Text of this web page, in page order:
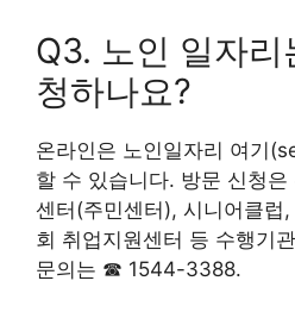
Q3. 노인 일자리
청하나요?
온라인은 노인일자리 여기
할 수 있습니다. 방문 신청
센터(주민센터), 시니어클럽
회 취업지원센터 등 수행기
문의는 ☎ 1544-3388.